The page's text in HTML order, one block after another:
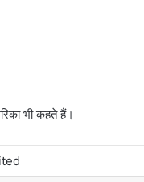
भी कहते हैं।